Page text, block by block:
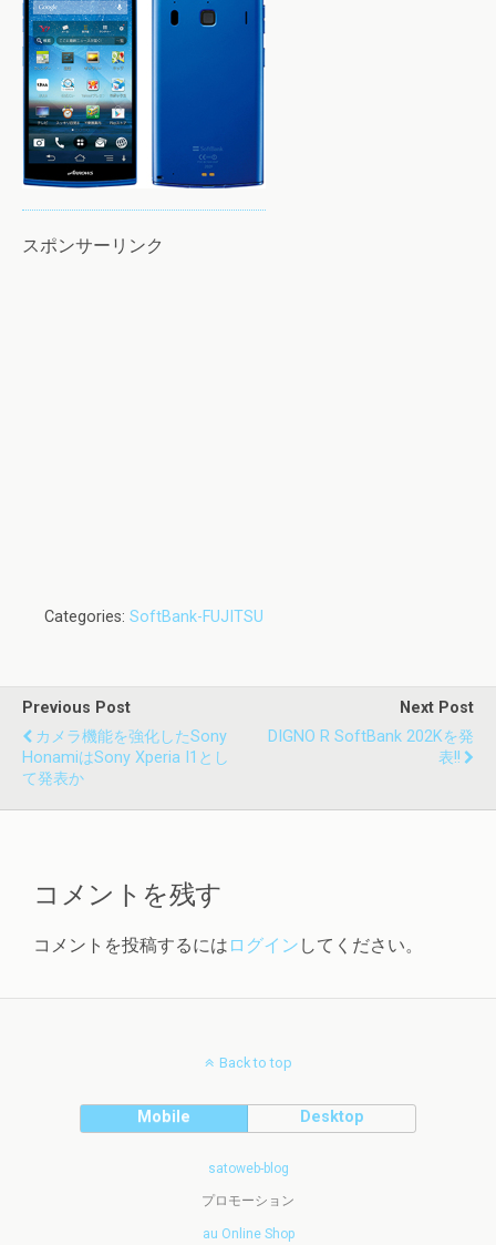
スポンサーリンク
Categories: SoftBank-FUJITSU
Previous Post
カメラ機能を強化したSony
HonamiはSony Xperia I1とし
て発表か
Next Post
DIGNO R SoftBank 202Kを発
表!!
コメントを残す
コメントを投稿するには ログイン してください。
Back to top
Mobile Desktop
satoweb-blog
プロモーション
au Online Shop